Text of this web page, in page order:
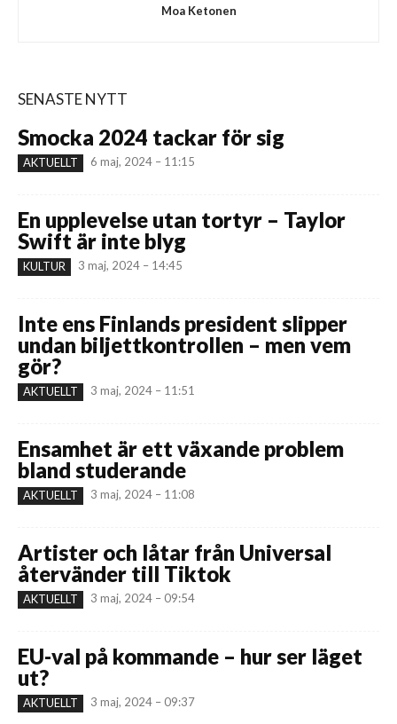
Moa Ketonen
SENASTE NYTT
Smocka 2024 tackar för sig
AKTUELLT 6 maj, 2024 – 11:15
En upplevelse utan tortyr – Taylor
Swift är inte blyg
KULTUR 3 maj, 2024 – 14:45
Inte ens Finlands president slipper
undan biljettkontrollen – men vem
gör?
AKTUELLT 3 maj, 2024 – 11:51
Ensamhet är ett växande problem
bland studerande
AKTUELLT 3 maj, 2024 – 11:08
Artister och låtar från Universal
återvänder till Tiktok
AKTUELLT 3 maj, 2024 – 09:54
EU-val på kommande – hur ser läget
ut?
AKTUELLT 3 maj, 2024 – 09:37